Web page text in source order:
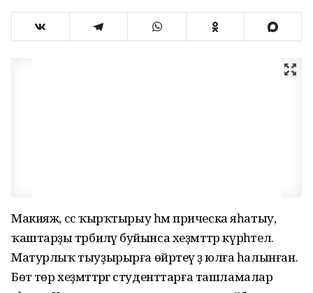
Макияж, сәс ҡырҡтырыу һәм прическа яһатыу,
ҡаштарҙы тәрбиәләү буйынса хеҙмәттәр күрһәтелә.
Матурлыҡ тыуҙырырға өйрәтеү ҙә юлға һалынған.
Бөтә төр хеҙмәттәргә студенттарға ташламалар